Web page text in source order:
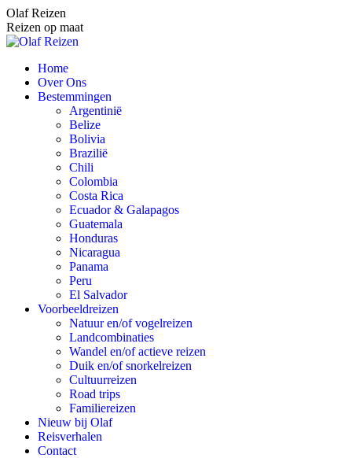
Spring
naar
content
Olaf Reizen
Reizen op maat
Home
Over Ons
Bestemmingen
Argentinië
Belize
Bolivia
Brazilië
Chili
Colombia
Costa Rica
Ecuador & Galapagos
Guatemala
Honduras
Nicaragua
Panama
Peru
El Salvador
Voorbeeldreizen
Natuur en/of vogelreizen
Landcombinaties
Wandel en/of actieve reizen
Duik en/of snorkelreizen
Cultuurreizen
Road trips
Familiereizen
Nieuw bij Olaf
Reisverhalen
Contact